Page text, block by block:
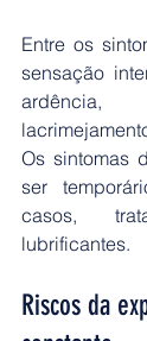
Entre os
sensação
ardência,
Os sintomas
ser
casos,
lubrificantes.
Riscos da